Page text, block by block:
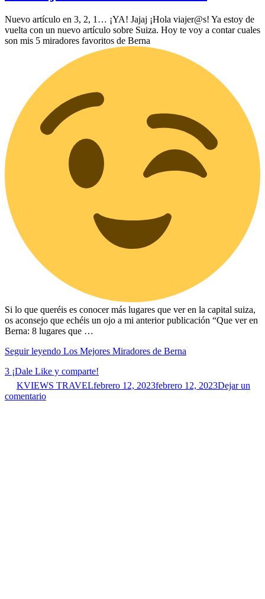
Nuevo artículo en 3, 2, 1… ¡YA! Jajaj ¡Hola viajer@s! Ya estoy de
vuelta con un nuevo artículo sobre Suiza. Hoy te voy a contar cuales
son mis 5 miradores favoritos de Berna
Si lo que queréis es conocer más lugares que ver en la capital suiza,
os aconsejo que echéis un ojo a mi anterior publicación “Que ver en
Berna: 8 lugares que …
Seguir leyendo Los Mejores Miradores de Berna
3 ¡Dale Like y comparte!
KVIEWS TRAVELfebrero 12, 2023febrero 12, 2023Dejar un
comentario